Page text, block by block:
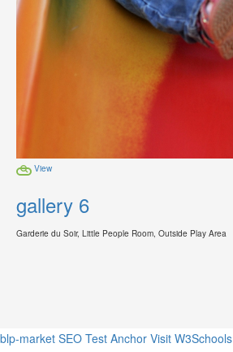
View
gallery 6
Garderie du Soir, Little People Room, Outside Play Area
blp-market SEO Test Anchor Visit W3Schools